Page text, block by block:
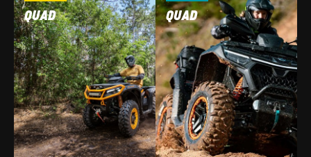
QUAD QUAD